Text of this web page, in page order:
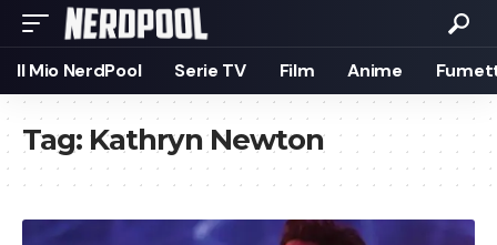
Il Mio NerdPool Serie TV Film Anime
Tag: Kathryn Newton